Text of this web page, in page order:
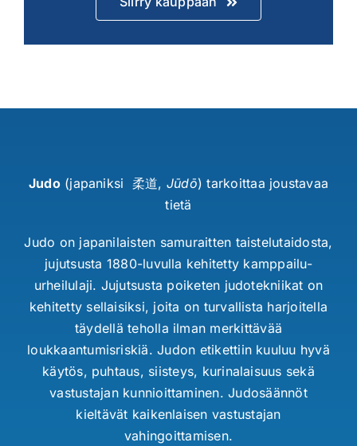
Judo(japaniksi 柔道, Jūdō) tarkoittaa joustavaa
tietä
Judo on japanilaisten samuraitten taistelutaidosta,
jujutsusta 1880-luvulla kehitetty kamppailu-
urheilulaji. Jujutsusta poiketen judotekniikat on
kehitetty sellaisiksi, joita on turvallista harjoitella
täydellä teholla ilman merkittävää
loukkaantumisriskiä. Judon etikettiin kuuluu hyvä
käytös, puhtaus, siisteys, kurinalaisuus sekä
vastustajan kunnioittaminen. Judosäännöt
kieltävät kaikenlaisen vastustajan
vahingoittamisen.